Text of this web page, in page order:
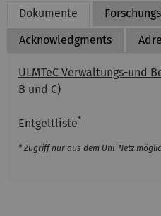
Dokumente
Acknowledgments
ULMTeC Verwaltungs-und
B und C)
Entgeltliste*
* Zugriff nur aus dem Uni-Netz